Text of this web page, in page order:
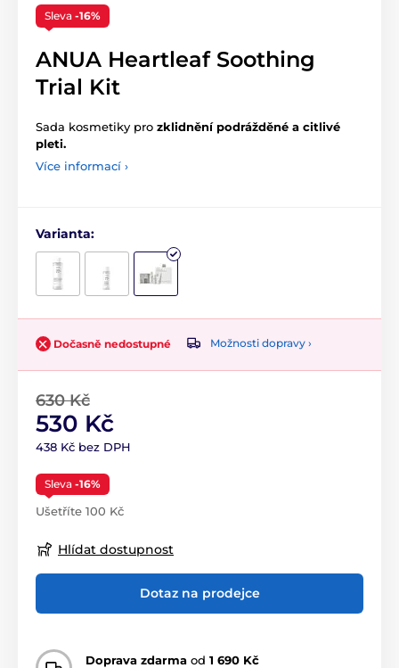
Sleva -16%
ANUA Heartleaf Soothing
Trial Kit
Sada kosmetiky pro zklidnění podrážděné a citlivé
pleti.
Více informací ›
Varianta:
Dočasně nedostupné Možnosti dopravy ›
630 Kč
530 Kč
438 Kč bez DPH
Sleva -16%
Ušetříte 100 Kč
Hlídat dostupnost
Dotaz na prodejce
Doprava zdarma od 1 690 Kč